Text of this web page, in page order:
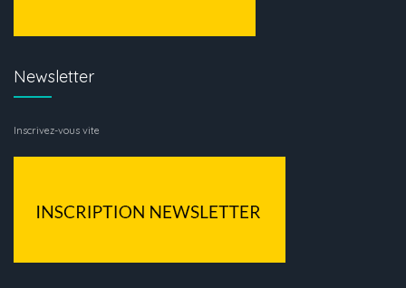
Newsletter
Inscrivez-vous vite